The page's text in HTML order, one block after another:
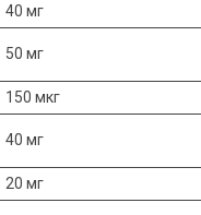
40 мг
50 мг
150 мкг
40 мг
20 мг